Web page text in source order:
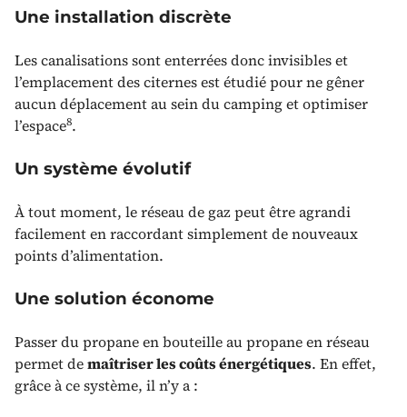
Une installation discrète
Les canalisations sont enterrées donc invisibles et
l’emplacement des citernes est étudié pour ne gêner
aucun déplacement au sein du camping et optimiser
l’espace8.
Un système évolutif
À tout moment, le réseau de gaz peut être agrandi
facilement en raccordant simplement de nouveaux
points d’alimentation.
Une solution économe
Passer du propane en bouteille au propane en réseau
permet demaîtriser les coûts énergétiques. En effet,
grâce à ce système, il n’y a :